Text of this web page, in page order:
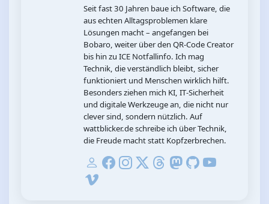
Seit fast 30 Jahren baue ich Software, die
aus echten Alltagsproblemen klare
Lösungen macht – angefangen bei
Bobaro, weiter über den QR‑Code Creator
bis hin zu ICE Notfallinfo. Ich mag
Technik, die verständlich bleibt, sicher
funktioniert und Menschen wirklich hilft.
Besonders ziehen mich KI, IT‑Sicherheit
und digitale Werkzeuge an, die nicht nur
clever sind, sondern nützlich. Auf
wattblicker.de schreibe ich über Technik,
die Freude macht statt Kopfzerbrechen.